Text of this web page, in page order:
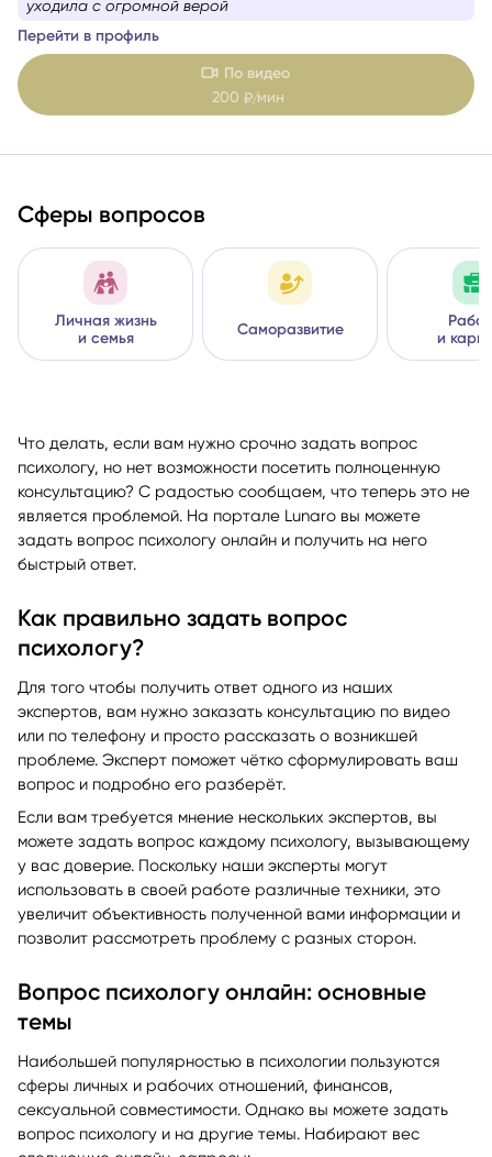
посмотреть вашу ситуацию и передать то, что
показывают карты.
практика — помочь вам пройти этот путь осознанно,
безопасно и с максимальной пользой для вас.
уходила с огромной верой
Перейти в профиль
По видео
Сферы вопросов
Личная жизнь
Саморазвитие
Что делать, если вам нужно срочно задать вопрос
психологу, но нет возможности посетить полноценную
консультацию? С радостью сообщаем, что теперь это не
является проблемой. На портале Lunaro вы можете
задать вопрос психологу онлайн и получить на него
Как правильно задать вопрос
психологу?
Для того чтобы получить ответ одного из наших
экспертов, вам нужно заказать консультацию по видео
или по телефону и просто рассказать о возникшей
проблеме. Эксперт поможет чётко сформулировать ваш
вопрос и подробно его разберёт.
Если вам требуется мнение нескольких экспертов, вы
можете задать вопрос каждому психологу, вызывающему
у вас доверие. Поскольку наши эксперты могут
использовать в своей работе различные техники, это
увеличит объективность полученной вами информации и
Вопрос психологу онлайн: основные
темы
Наибольшей популярностью в психологии пользуются
сферы личных и рабочих отношений, финансов,
сексуальной совместимости. Однако вы можете задать